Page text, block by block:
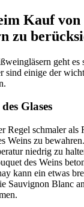
Kauf von
zu
geht
sind einige der
Glases
Regel schmaler als
Weins zu
niedrig zu
des Weins
kann ein etwas
Sauvignon Blanc